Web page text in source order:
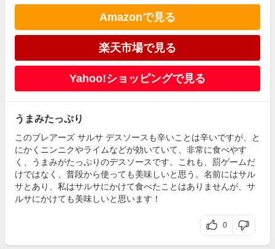
Amazonで見る
楽天市場で見る
Yahoo!ショッピングで見る
うまみたっぷり
このブレアーズ サルサ デスソースも辛いことは辛いですが、と
にかくニンニクやライムなどが効いていて、非常に食べやす
く、うまみがたっぷりのデスソースです。これも、罰ゲームだ
けではなく、普段から使っても美味しいと思う。名前にはサル
サとあり、私はサルサにかけて食べたことはありませんが、サ
ルサにかけても美味しいと思います！
0